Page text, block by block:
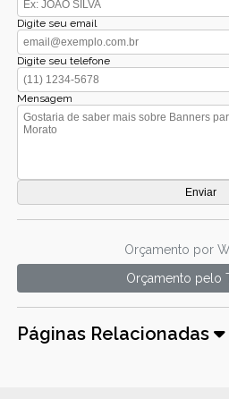
Digite seu email
Digite seu telefone
Mensagem
Orçamento por
Orçamento pelo
Páginas Relacionadas